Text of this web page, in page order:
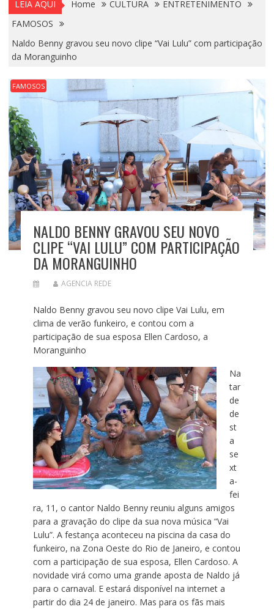
LEIA AQUI Home CULTURA
ENTRETENIMENTO
FAMOSOS
Naldo Benny gravou seu novo clipe “Vai Lulu” com participação
da Moranguinho
FAMOSOS
NALDO BENNY GRAVOU SEU NOVO
CLIPE “VAI LULU” COM PARTICIPAÇÃO
DA MORANGUINHO
AGENCIA REDE
Naldo Benny gravou seu novo clipe Vai Lulu, em
clima de verão funkeiro, e contou com a
participação de sua esposa Ellen Cardoso, a
Moranguinho
Na
tar
de
de
st
a
se
xt
a-
fei
ra, 11, o cantor Naldo Benny reuniu alguns amigos
para a gravação do clipe da sua nova música “Vai
Lulu”. A festança aconteceu na piscina da casa do
funkeiro, na Zona Oeste do Rio de Janeiro, e contou
com a participação de sua esposa, Ellen Cardoso. A
novidade virá como uma grande aposta de Naldo já
para o carnaval. E estará disponível na internet a
partir do dia 24 de janeiro. Mas para os fãs mais